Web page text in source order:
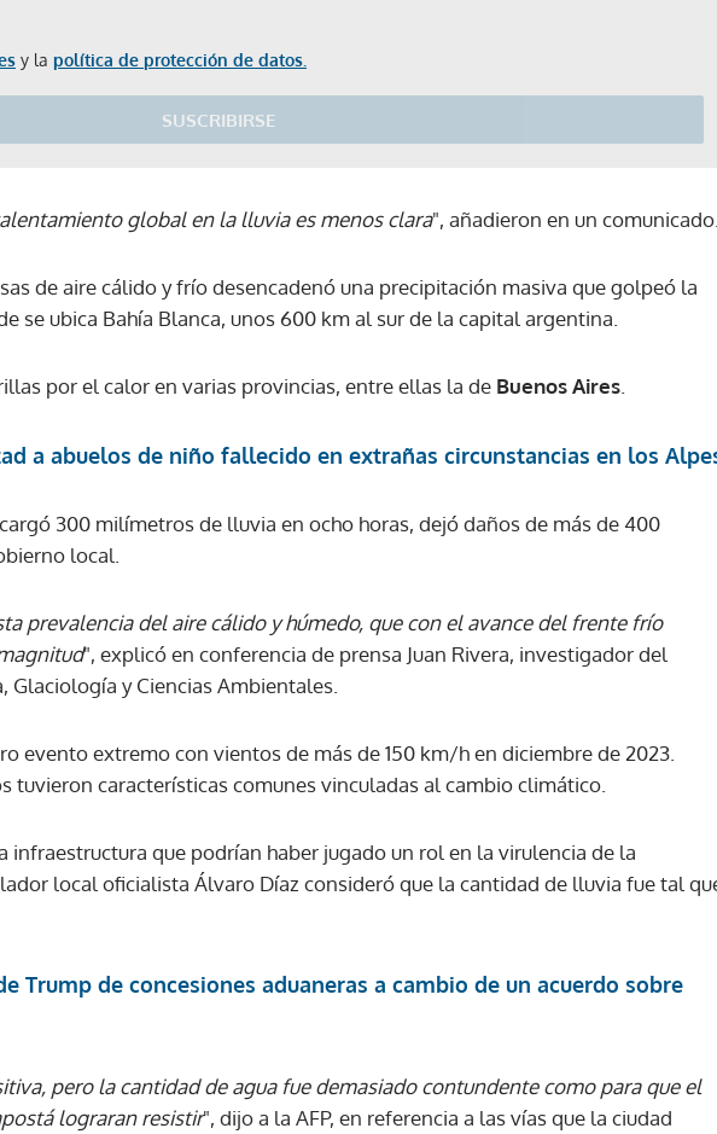
y la política de protección de datos.
SUSCRIBIRSE
Gracias por suscribirte a nuestro boletín.
ACEPTAR
global en la lluvia es menos clara", añadieron en un comunicado.
de aire cálido y frío desencadenó una precipitación masiva que golpeó la
se ubica Bahía Blanca, unos 600 km al sur de la capital argentina.
por el calor en varias provincias, entre ellas la de Buenos Aires
a abuelos de niño fallecido en extrañas circunstancias en los
300 milímetros de lluvia en ocho horas, dejó daños de más de 400
local.
prevalencia del aire cálido y húmedo, que con el avance del frente frío
", explicó en conferencia de prensa Juan Rivera, investigador del
y Ciencias Ambientales.
evento extremo con vientos de más de 150 km/h en diciembre de 2023.
tuvieron características comunes vinculadas al cambio climático.
infraestructura que podrían haber jugado un rol en la virulencia de la
local oficialista Álvaro Díaz consideró que la cantidad de lluvia fue tal
Trump de concesiones aduaneras a cambio de un acuerdo sobre
pero la cantidad de agua fue demasiado contundente como para que el
lograran resistir", dijo a la AFP, en referencia a las vías que la ciudad